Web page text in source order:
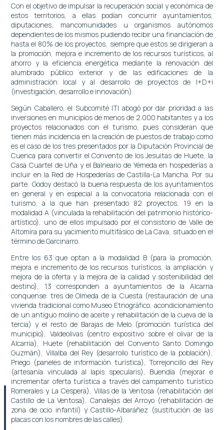
Con el objetivo de impulsar la recuperación social y económica de
estos territorios, a ellas podían concurrir ayuntamientos,
diputaciones, mancomunidades u organismos autónomos
dependientes de los mismos pudiendo recibir una financiación de
hasta el 80% de los proyectos, siempre que estos se dirigieran a
la promoción, mejora e incremento de los recursos turísticos, al
ahorro y la eficiencia energética mediante la renovación del
alumbrado público exterior y de las edificaciones de la
administración local y al desarrollo de proyectos de I+D+i
(investigación, desarrollo e innovación).
Según Caballero, el Subcomité ITI abogó por dar prioridad a las
inversiones en municipios de menos de 2.000 habitantes y a los
proyectos relacionados con el turismo, pues consideran que
tienen más incidencia en la creación de puestos de trabajo como
es el caso de los tres presentados por la Diputación Provincial de
Cuenca para convertir el Convento de los Jesuitas de Huete, la
Casa Cuartel de Uña y el Balneario de Yémeda en hospederías a
incluir en la Red de Hospederías de Castilla-La Mancha. Por su
parte, Godoy destacó la buena respuesta de los ayuntamientos
en general y en especial a la convocatoria relacionada con el
turismo, a la que han presentado 82 proyectos, 19 en la
modalidad A (vinculada la rehabilitación del patrimonio histórico-
artístico), uno de ellos impulsado por el consistorio de Valle de
Altomira para su yacimiento multifásico de La Cava, situado en el
término de Garcinarro.
Entre los 63 que optan a la modalidad B (para la promoción,
mejora e incremento de los recursos turísticos, la ampliación y
mejora de la oferta y la mejora de la calidad y sostenibilidad del
destino), 13 corresponden a ayuntamientos de la Alcarria
conquense: tres de Olmeda de la Cuesta (restauración de una
vivienda tradicional como Museo Etnográfico, acondicionamiento
de un antiguo molino de aceite y rehabilitación de la cueva de la
tercia) y el resto de Barajas de Melo (promoción turística del
municipio), Valdeolivas (centro expositivo sobre el olivar de la
Alcarria), Huete (rehabilitación del Convento Santo Domingo
Guzmán), Villalba del Rey (desarrollo turístico de la población),
Priego (paneles de información turística), Torrejoncillo del Rey
(artesanía vinculada al lapis specularis), Buendía (mejorar e
incrementar oferta turística a través del campamento turístico
Romerales y La Cespera), Villas de la Ventosa (rehabilitación del
Castillo de La Ventosa), Canalejas del Arroyo (rehabilitación de
zona de ocio infantil) y Castillo-Albaráñez (sustitución de las
placas con los nombres de las calles).